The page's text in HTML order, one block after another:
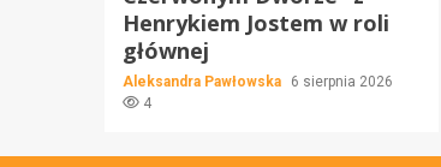
Henrykiem Jostem w roli
głównej
Aleksandra Pawłowska
6 sierpnia 2026
4